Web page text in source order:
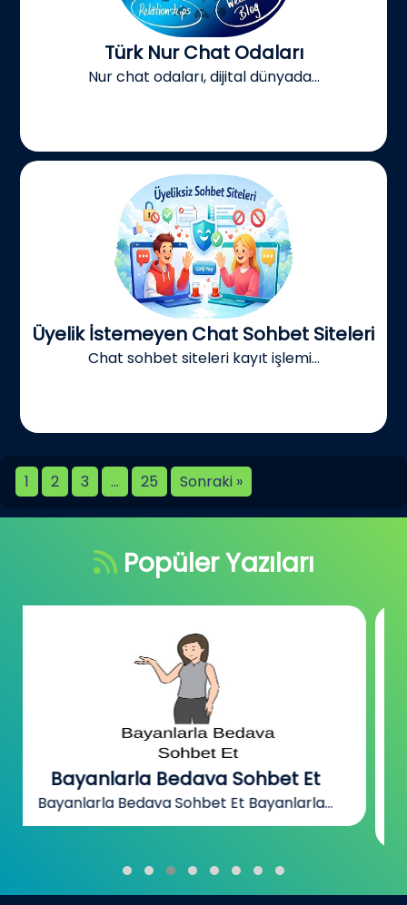
Türk Nur Chat Odaları
Nur chat odaları, dijital dünyada...
Üyelik İstemeyen Chat Sohbet Siteleri
Chat sohbet siteleri kayıt işlemi...
1 2 3 … 25 Sonraki »
Popüler Yazıları
Bizimmekan
Bizimmekan Sohbet Sitesi Bizimmekan,
günümüzde...